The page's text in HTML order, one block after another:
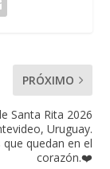
PRÓXIMO
Santa Rita 2026
Uruguay.
que quedan en el
corazón.❤️